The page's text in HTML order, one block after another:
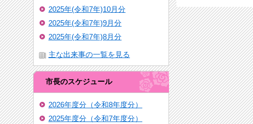
2025年(令和7年)10月分
2025年(令和7年)9月分
2025年(令和7年)8月分
主な出来事の一覧を見る
市長のスケジュール
2026年度分（令和8年度分）
2025年度分（令和7年度分）